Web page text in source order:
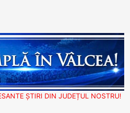
ȘTIRI DIN JUDEȚUL NOSTRU!